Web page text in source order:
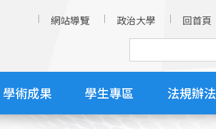
網站導覽
政治大學 回首頁
學術成果 學生專區 法規辦法